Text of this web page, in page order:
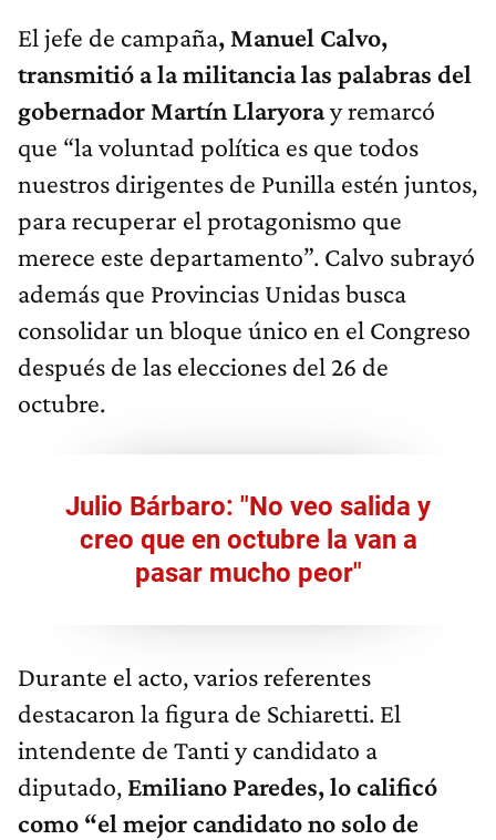
El jefe de campaña, Manuel Calvo,
transmitió a la militancia las palabras del
gobernador Martín Llaryoray remarcó
que “la voluntad política es que todos
nuestros dirigentes de Punilla estén juntos,
para recuperar el protagonismo que
merece este departamento”. Calvo subrayó
además que Provincias Unidas busca
consolidar un bloque único en el Congreso
después de las elecciones del 26 de
octubre.
Julio Bárbaro: "No veo salida y
creo que en octubre la van a
pasar mucho peor"
Durante el acto, varios referentes
destacaron la figura de Schiaretti. El
intendente de Tanti y candidato a
diputado, Emiliano Paredes, lo calificó
como “el mejor candidato no solo de